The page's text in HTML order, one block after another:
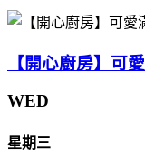
【開心廚房】可
WED
星期三